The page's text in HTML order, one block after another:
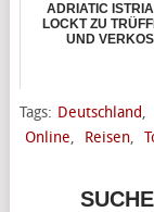
ADRIATIC
LOCKT ZU
UND
Tags: Deutschland,
Online, Reisen,
SUCHE